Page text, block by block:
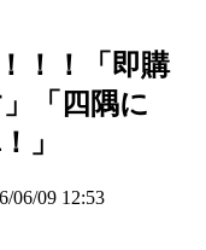
！！「即購
「四隅に
」
06/09 12:53